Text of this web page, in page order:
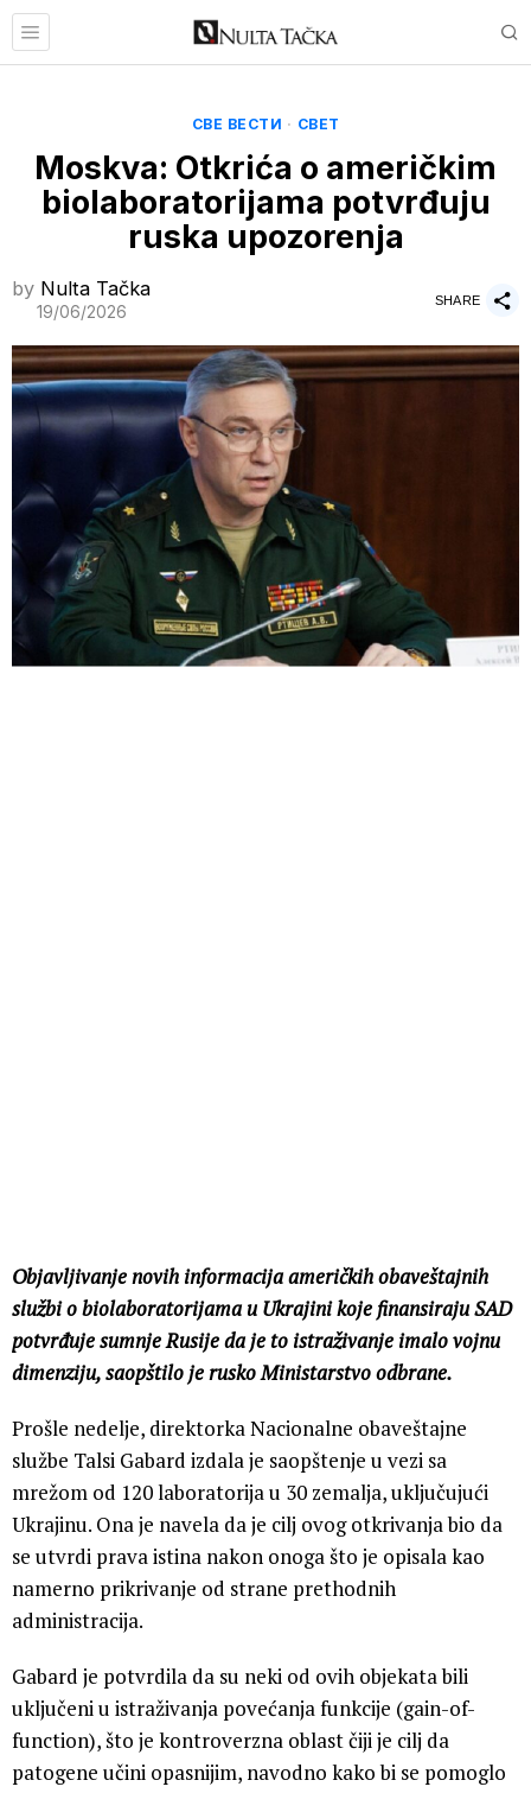
СВЕ ВЕСТИ · СВЕТ
Moskva: Otkrića o američkim
biolaboratorijama potvrđuju
ruska upozorenja
by Nulta Tačka
19/06/2026
SHARE
Objavljivanje novih informacija američkih obaveštajnih
službi o biolaboratorijama u Ukrajini koje finansiraju SAD
potvrđuje sumnje Rusije da je to istraživanje imalo vojnu
dimenziju, saopštilo je rusko Ministarstvo odbrane.
Prošle nedelje, direktorka Nacionalne obaveštajne
službe Talsi Gabard izdala je saopštenje u vezi sa
mrežom od 120 laboratorija u 30 zemalja, uključujući
Ukrajinu. Ona je navela da je cilj ovog otkrivanja bio da
se utvrdi prava istina nakon onoga što je opisala kao
namerno prikrivanje od strane prethodnih
administracija.
Gabard je potvrdila da su neki od ovih objekata bili
uključeni u istraživanja povećanja funkcije (gain-of-
function), što je kontroverzna oblast čiji je cilj da
patogene učini opasnijim, navodno kako bi se pomoglo